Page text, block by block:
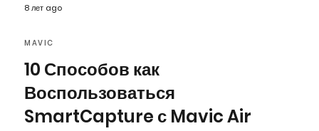
8 лет ago
MAVIC
10 Способов как
Воспользоваться
SmartCapture с Mavic Air